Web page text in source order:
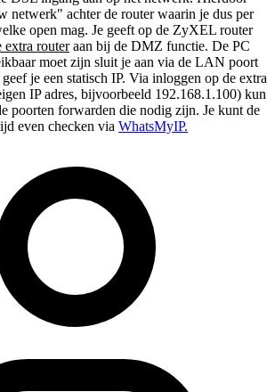
netwerk" achter de router waarin je dus per
open mag. Je geeft op de ZyXEL router
extra routeraan bij de DMZ functie. De PC
moet zijn sluit je aan via de LAN poort
je een statisch IP. Via inloggen op de extra
IP adres, bijvoorbeeld 192.168.1.100) kun
poorten forwarden die nodig zijn. Je kunt de
even checken via WhatsMyIP.